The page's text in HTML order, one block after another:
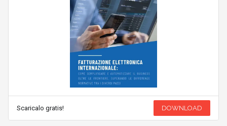
Scaricalo gratis! DOWNLOAD